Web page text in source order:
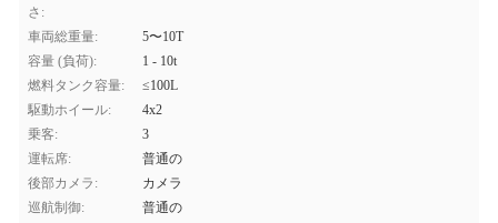
さ:
車両総重量:
5〜10T
容量 (負荷):
1 - 10t
燃料タンク容量:
≤100L
駆動ホイール:
4x2
乗客:
3
運転席:
普通の
後部カメラ:
カメラ
巡航制御:
普通の